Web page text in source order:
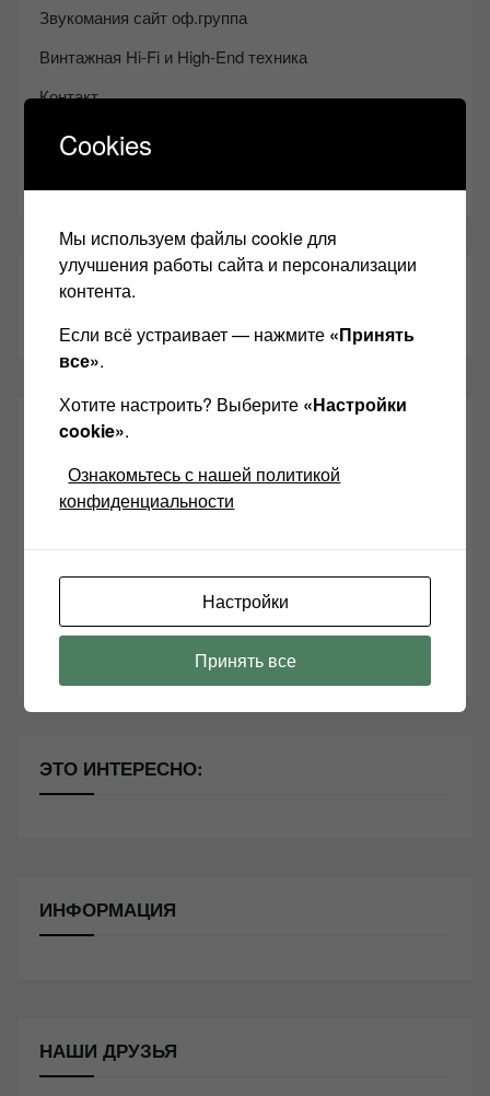
Звукомания сайт оф.группа
Винтажная Hi-Fi и High-End техника
Контакт
Одноклассники
ТАКЖЕ ЧИТАЕМ:
СВЕЖИЕ ЗАПИСИ
Возьмите друга в салон Hi-Fi техники
Секреты Hi-Fi
10 способов оптимизации потоковой музыки
Почему виниловые пластинки звучат так хорошо?
ЭТО ИНТЕРЕСНО:
ИНФОРМАЦИЯ
НАШИ ДРУЗЬЯ
Cookies
Мы используем файлы cookie для
улучшения работы сайта и персонализации
контента.
Если всё устраивает — нажмите «Принять
все».
Хотите настроить? Выберите «Настройки
cookie».
Ознакомьтесь с нашей политикой
конфиденциальности
Настройки
Принять все